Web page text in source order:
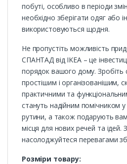
побуті, особливо в періоди
необхідно зберігати одяг або
використовуються щодня.
Не пропустіть можливість
СПАНТАД від IKEA – це
порядок вашого дому. Зробіть
простішим і організованішим,
практичними та
стануть надійним помічником
рутини, а також подарують
місця для нових речей та ідей.
насолоджуйтеся перевагами
Розміри товару: